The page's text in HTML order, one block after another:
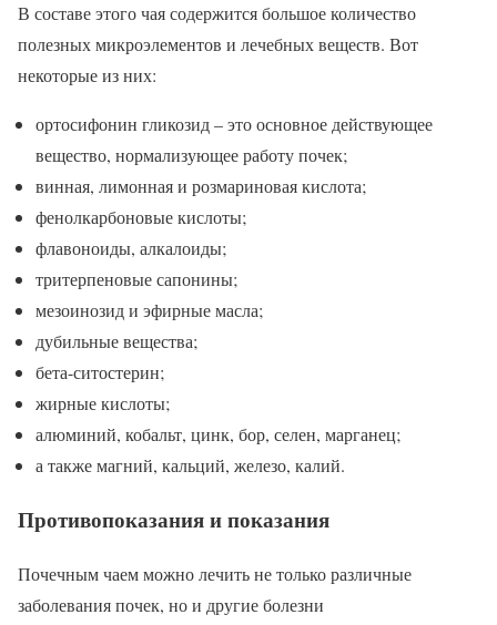
В составе этого чая содержится большое количество
полезных микроэлементов и лечебных веществ. Вот
некоторые из них:
ортосифонин гликозид – это основное действующее
вещество, нормализующее работу почек;
винная, лимонная и розмариновая кислота;
фенолкарбоновые кислоты;
флавоноиды, алкалоиды;
тритерпеновые сапонины;
мезоинозид и эфирные масла;
дубильные вещества;
бета-ситостерин;
жирные кислоты;
алюминий, кобальт, цинк, бор, селен, марганец;
а также магний, кальций, железо, калий.
Противопоказания и показания
Почечным чаем можно лечить не только различные
заболевания почек, но и другие болезни